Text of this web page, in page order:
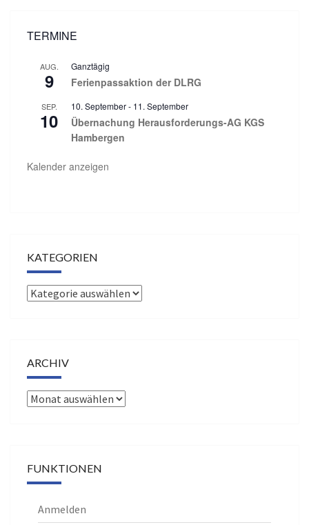
TERMINE
AUG.
9
Ganztägig
Ferienpassaktion der DLRG
SEP.
10
10. September- 11. September
Übernachung Herausforderungs-AG KGS
Hambergen
Kalender anzeigen
KATEGORIEN
Kategorien
ARCHIV
Archiv
FUNKTIONEN
Anmelden